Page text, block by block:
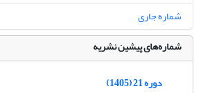
شماره جاری
شماره‌های پیشین نشریه
دوره 21 (1405)